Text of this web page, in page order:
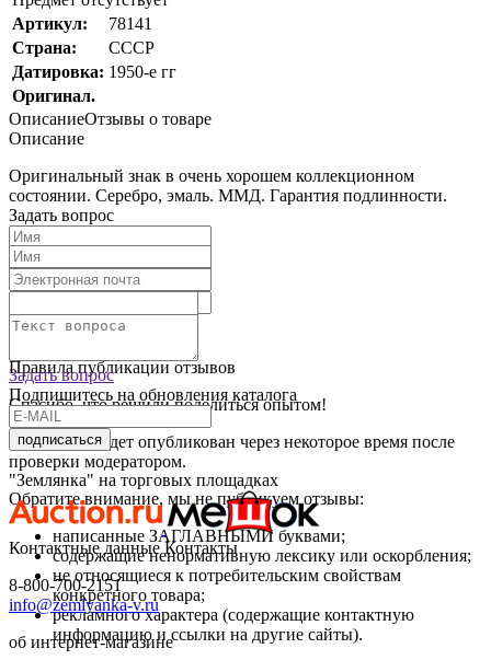
Артикул:
78141
Страна:
СССР
Датировка: 1950-е гг
Оригинал.
ОписаниеОтзывы о товаре
Описание
Оригинальный знак в очень хорошем коллекционном
состоянии. Серебро, эмаль. ММД. Гарантия подлинности.
Текст отзыва:
Правила публикации отзывов
Спасибо, что решили поделиться опытом!
Ваш отзыв будет опубликован через некоторое время после
проверки модератором.
Обратите внимание, мы не публикуем отзывы:
написанные ЗАГЛАВНЫМИ буквами;
содержащие ненормативную лексику или оскорбления;
не относящиеся к потребительским свойствам
конкретного товара;
рекламного характера (содержащие контактную
информацию и ссылки на другие сайты).
Задать вопрос
Задать вопрос
Подпишитесь на обновления каталога
подписаться
"Землянка" на торговых площадках
Контактные данные Контакты
8-800-700-2151
info@zemlyanka-v.ru
об интернет-магазине